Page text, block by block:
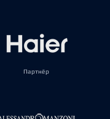
Партнёр